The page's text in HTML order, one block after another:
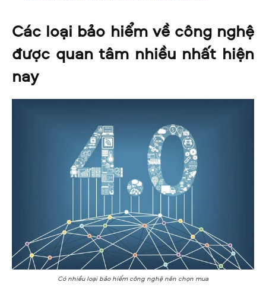
Các loại bảo hiểm về công nghệ
được quan tâm nhiều nhất hiện
nay
Có nhiều loại bảo hiểm công nghệ nên chọn mua